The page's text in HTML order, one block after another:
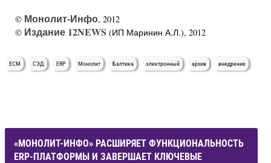
© Монолит-Инфо, 2012
© Издание 12NEWS (ИП Маринин А.Л.), 2012
ECM СЭД ERP Монолит Балтика электронный архив внедрение
«МОНОЛИТ-ИНФО» РАСШИРЯЕТ ФУНКЦИОНАЛЬНОСТЬ
ERP-ПЛАТФОРМЫ И ЗАВЕРШАЕТ КЛЮЧЕВЫЕ